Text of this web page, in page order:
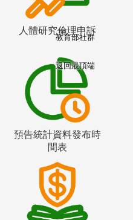
人體研究倫理申訴
預告統計資料發布時
間表
教育部社群
返回最頂端